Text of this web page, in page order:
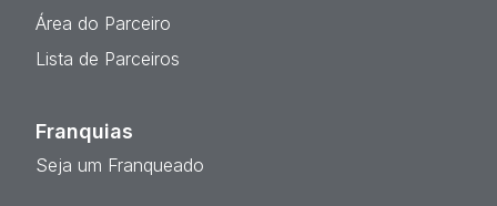
Área do Parceiro
Lista de Parceiros
Franquias
Seja um Franqueado